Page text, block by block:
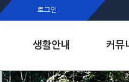
로그인
생활안내 커뮤